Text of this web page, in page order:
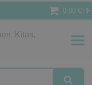
0.00 CHF
Kitas,